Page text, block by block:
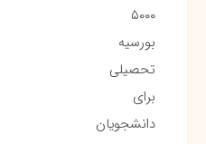
۵۰۰۰
بورسیه
تحصیلی
برای
دانشجویان